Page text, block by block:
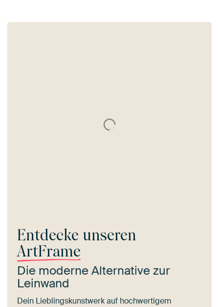
Entdecke unseren
ArtFrame
Die moderne Alternative zur
Leinwand
Dein Lieblingskunstwerk auf hochwertigem